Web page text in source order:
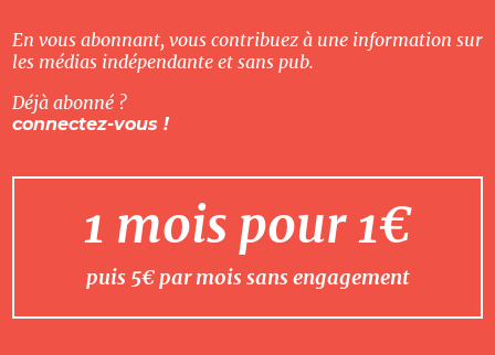
En vous abonnant, vous contribuez à une information sur
les médias indépendante et sans pub.
Déjà abonné ?
connectez-vous !
1 mois pour 1€
puis 5€ par mois sans engagement